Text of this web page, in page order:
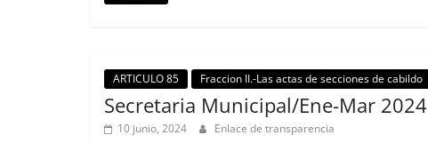
ARTICULO 85 Fraccion II.-Las actas de secciones de cabildo
Secretaria Municipal/Ene-Mar 2024
10 junio, 2024 Enlace de transparencia